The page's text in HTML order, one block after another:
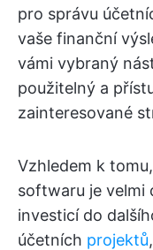
pro správu
vaše finanční
vámi vybraný
použitelný a
zainteresované
Vzhledem k
softwaru je velmi
investicí do
účetních projektů